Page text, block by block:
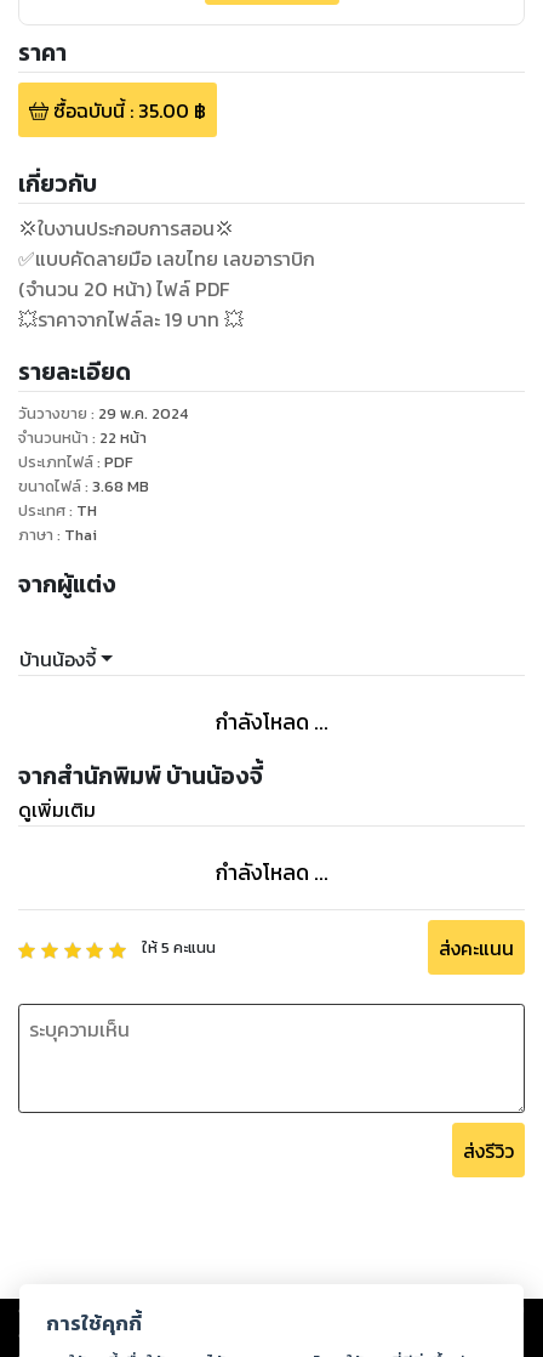
ราคา
ซื้อฉบับนี้: 35.00 ฿
เกี่ยวกับ
💢ใบงานประกอบการสอน💢
✅แบบคัดลายมือ เลขไทย เลขอาราบิก
(จำนวน 20 หน้า) ไฟล์ PDF
💥ราคาจากไฟล์ละ 19 บาท 💥
รายละเอียด
วันวางขาย : 29 พ.ค. 2024
จำนวนหน้า : 22 หน้า
ประเภทไฟล์: PDF
ขนาดไฟล์: 3.68 MB
ประเทศ: TH
ภาษา : Thai
จากผู้แต่ง
บ้านน้องจี้
กำลังโหลด ...
จากสำนักพิมพ์ บ้านน้องจี้
ดูเพิ่มเติม
กำลังโหลด ...
ให้5 คะแนน ส่งคะแนน
ส่งรีวิว
Copyright © 2026
ต่อผลงานหรือเนื้อหาใดที่อัปโหลดผ่านเว็บไซต์และปรากฏว่าละเมิดสิทธิใน
การใช้คุกกี้